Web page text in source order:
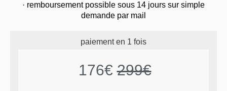
· remboursement possible sous 14 jours sur simple
demande par mail
paiement en 1 fois
176€299€